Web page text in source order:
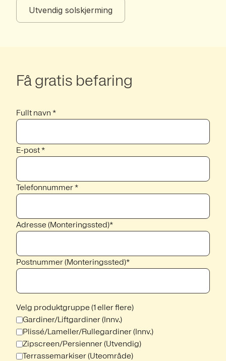
Utvendig solskjerming
Få gratis befaring
Fullt navn *
E-post *
Telefonnummer *
Adresse (Monteringssted)*
Postnummer (Monteringssted)*
Velg produktgruppe (1 eller flere)
Gardiner/Liftgardiner (Innv.)
Plissé/Lameller/Rullegardiner (Innv.)
Zipscreen/Persienner (Utvendig)
Terrassemarkiser (Uteområde)